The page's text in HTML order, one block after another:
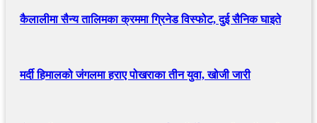
कैलालीमा सैन्य तालिमका क्रममा ग्रिनेड विस्फोट, दुई सैनिक घाइते
मर्दी हिमालको जंगलमा हराए पोखराका तीन युवा, खोजी जारी